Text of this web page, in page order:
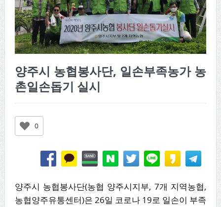
양주시 농협봉사단, 일손부족농가 농
촌일손돕기 실시
0
양주시 농협봉사단(농협 양주시지부, 7개 지역농협,
농협양주유통센터)은 26일 코로나 19로 일손이 부족